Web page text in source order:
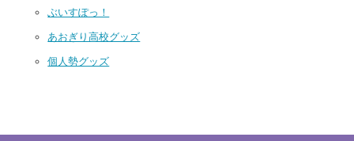
ぶいすぽっ！
あおぎり高校グッズ
個人勢グッズ